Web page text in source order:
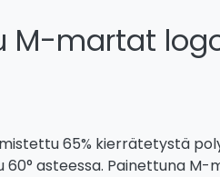
M-martat
65% kierrätetystä
60° asteessa. Painettuna